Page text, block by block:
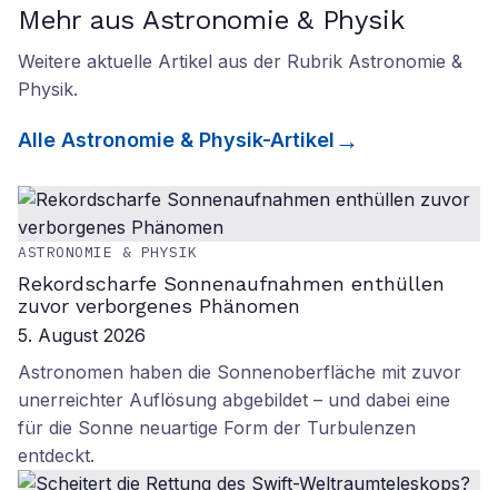
Mehr aus Astronomie & Physik
Weitere aktuelle Artikel aus der Rubrik Astronomie &
Physik.
Alle Astronomie & Physik-Artikel
ASTRONOMIE & PHYSIK
Rekordscharfe Sonnenaufnahmen enthüllen
zuvor verborgenes Phänomen
5. August 2026
Astronomen haben die Sonnenoberfläche mit zuvor
unerreichter Auflösung abgebildet – und dabei eine
für die Sonne neuartige Form der Turbulenzen
entdeckt.